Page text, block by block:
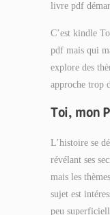
livre pdf
C’est kindle
pdf mais qui
explore des
approche trop
Toi, mon
L’histoire se
révélant ses
mais les
sujet est
peu